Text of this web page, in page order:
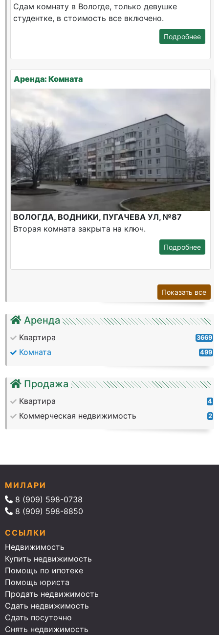
Аренда
Квартира 3669
Комната 499
Продажа
Квартира 4
Коммерческая недвижимость 2
Сдам комнату в Вологде, только девушке
студентке, в стоимость все включено.
Подробнее
Аренда: Комната
ВОЛОГДА, ВОДНИКИ, ПУГАЧЕВА УЛ, №87
Вторая комната закрыта на ключ.
Подробнее
Показать все
МИЛАРИ
8 (909) 598-0738
8 (909) 598-8850
ССЫЛКИ
Недвижимость
Купить недвижимость
Помощь по ипотеке
Помощь юриста
Продать недвижимость
Сдать недвижимость
Сдать посуточно
Снять недвижимость